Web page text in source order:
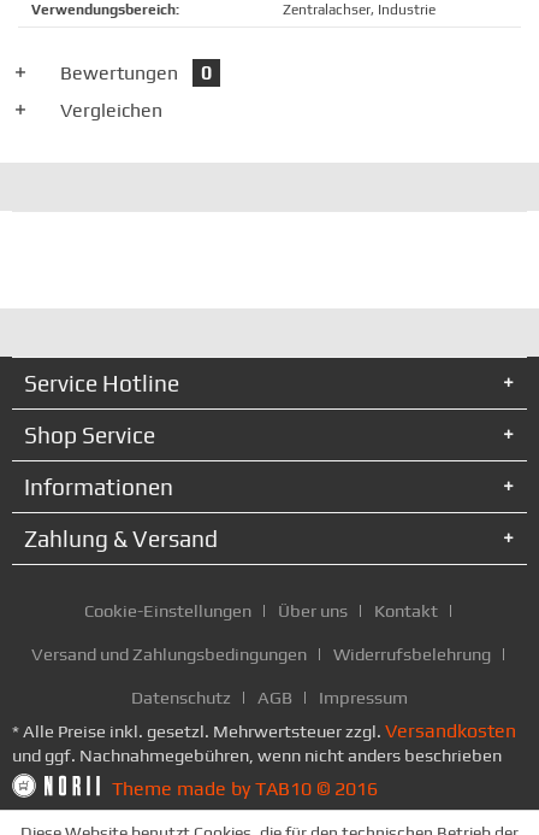
Verwendungsbereich:
Zentralachser, Industrie
Bewertungen
0
Vergleichen
Service Hotline
Shop Service
Informationen
Zahlung & Versand
Cookie-Einstellungen Über uns Kontakt
Versand und Zahlungsbedingungen Widerrufsbelehrung
Datenschutz AGB
Impressum
* Alle Preise inkl. gesetzl. Mehrwertsteuer zzgl. Versandkosten
und ggf. Nachnahmegebühren, wenn nicht anders beschrieben
Theme made by TAB10 © 2016